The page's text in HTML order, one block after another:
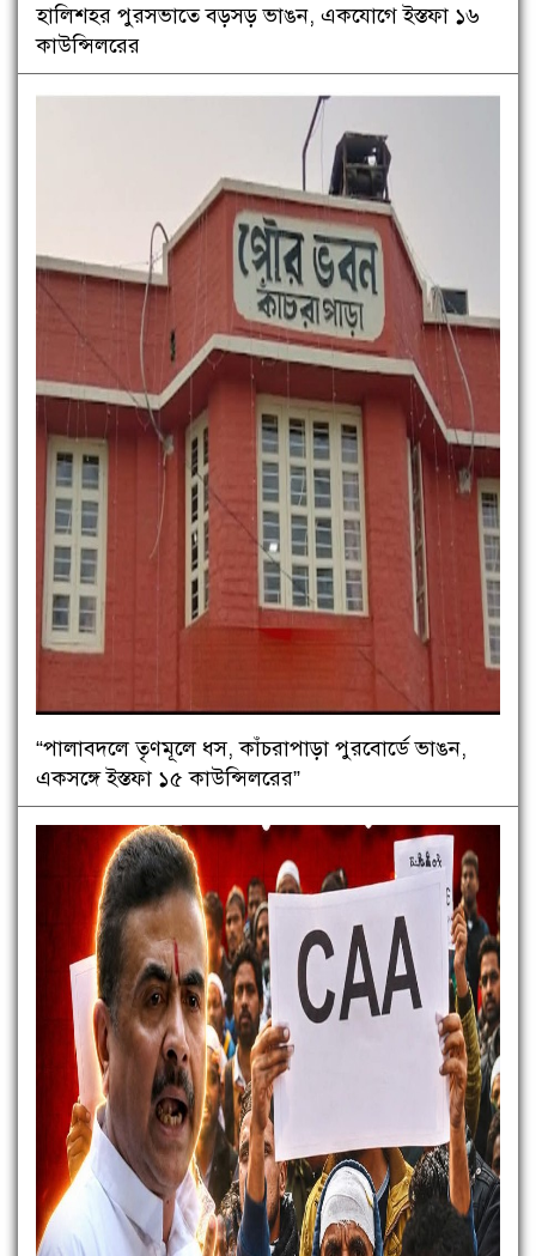
হালিশহর পুরসভাতে বড়সড় ভাঙন, একযোগে ইস্তফা ১৬
কাউন্সিলরের
“পালাবদলে তৃণমূলে ধস, কাঁচরাপাড়া পুরবোর্ডে ভাঙন,
একসঙ্গে ইস্তফা ১৫ কাউন্সিলরের”